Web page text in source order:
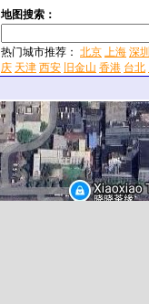
地图搜索：
热门城市推荐： 北京 上海 深圳
庆 天津 西安 旧金山 香港 台北